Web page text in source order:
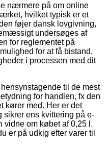
nærmere på om online
hvilket typisk er et
føjer dansk lovgivning,
undersøges af
for reglementet på
for at få bistand,
i processen med dit
til de mest
for handlen, fx den
kører med. Her er det
sikrer ens kvittering på e-
vidne om købet af 0,25 l.
er på udkig efter varer til